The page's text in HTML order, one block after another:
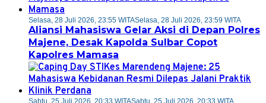
Selasa, 28 Juli 2026, 23:55 WITASelasa, 28 Juli 2026, 23:59 WITA
Aliansi Mahasiswa Gelar Aksi di Depan Polres
Majene, Desak Kapolda Sulbar Copot
Kapolres Mamasa